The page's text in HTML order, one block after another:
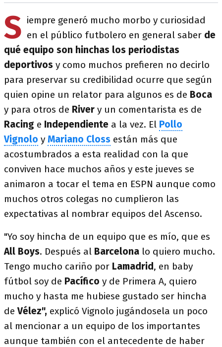
S iempre generó mucho morbo y curiosidad
en el público futbolero en general saber de
qué equipo son hinchas los periodistas
deportivos y como muchos prefieren no decirlo
para preservar su credibilidad ocurre que según
quien opine un relator para algunos es de Boca
y para otros de River y un comentarista es de
Racing e Independiente a la vez. El Pollo
Vignolo y Mariano Closs están más que
acostumbrados a esta realidad con la que
conviven hace muchos años y este jueves se
animaron a tocar el tema en ESPN aunque como
muchos otros colegas no cumplieron las
expectativas al nombrar equipos del Ascenso.
"Yo soy hincha de un equipo que es mío, que es
All Boys. Después al Barcelona lo quiero mucho.
Tengo mucho cariño por Lamadrid, en baby
fútbol soy de Pacífico y de Primera A, quiero
mucho y hasta me hubiese gustado ser hincha
deVélez", explicó Vignolo jugándosela un poco
al mencionar a un equipo de los importantes
aunque también con el antecedente de haber